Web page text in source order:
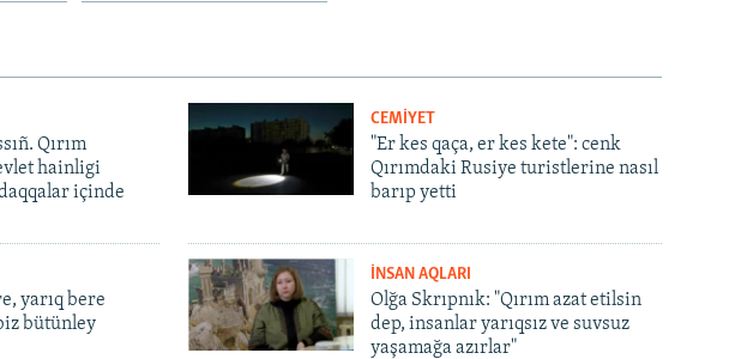
Qırım
hainligi
içinde
CEMİYET
"Er kes qaça, er kes kete": cenk
Qırımdaki Rusiye turistlerine nasıl
barıp yetti
yarıq bere
bütünley
İNSAN AQLARI
Olğa Skrıpnık: "Qırım azat etilsin
dep, insanlar yarıqsız ve suvsuz
yaşamağa azırlar"